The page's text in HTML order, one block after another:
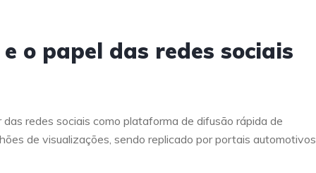
o papel das redes sociais
redes sociais como plataforma de difusão rápida de
de visualizações, sendo replicado por portais automotivos,